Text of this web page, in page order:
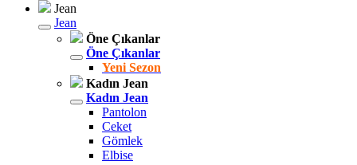
Jean
Jean
Öne Çıkanlar
Öne Çıkanlar
Yeni Sezon
Kadın Jean
Kadın Jean
Pantolon
Ceket
Gömlek
Elbise